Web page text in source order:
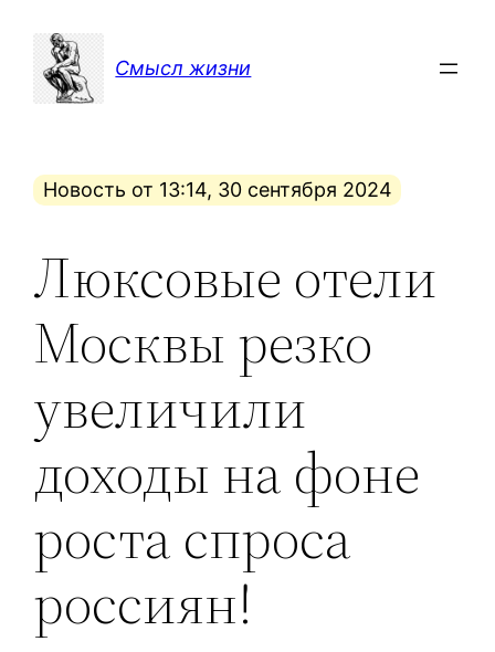
содержимому
Смысл жизни
Новость от 13:14, 30 сентября 2024
Люксовые отели
Москвы резко
увеличили
доходы на фоне
роста спроса
россиян!